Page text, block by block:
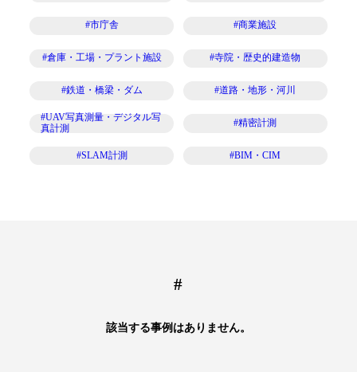
#市庁舎 #商業施設
#倉庫・工場・プラント施設 #寺院・歴史的建造物
#鉄道・橋梁・ダム #道路・地形・河川
#UAV写真測量・デジタル写
真計測
#精密計測
#SLAM計測 #BIM・CIM
#
該当する事例はありません。